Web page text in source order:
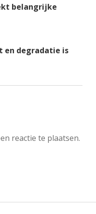
belangrijke
en degradatie is
reactie te plaatsen.